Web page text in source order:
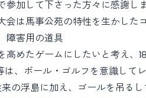
参加して下さった方々に感謝しま
会は馬事公苑の特性を生かし
障害用の道具
高めたゲームにしたいと考え
、ボール・ゴルフを意識して
の浮島に加え、ゴールを吊る